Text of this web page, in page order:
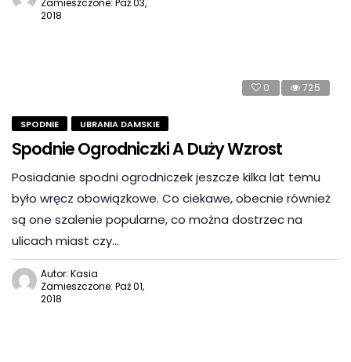
Zamieszczone: Paź 03,
2018
0 725
SPODNIE UBRANIA DAMSKIE
Spodnie Ogrodniczki A Duży Wzrost
Posiadanie spodni ogrodniczek jeszcze kilka lat temu
było wręcz obowiązkowe. Co ciekawe, obecnie również
są one szalenie popularne, co można dostrzec na
ulicach miast czy…
Autor: Kasia
Zamieszczone: Paź 01,
2018